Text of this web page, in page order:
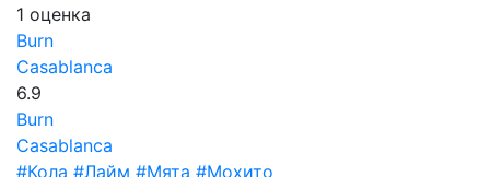
1 оценка
Burn
Casablanca
6.9
Burn
Casablanca
#Кола #Лайм #Мята #Мохито